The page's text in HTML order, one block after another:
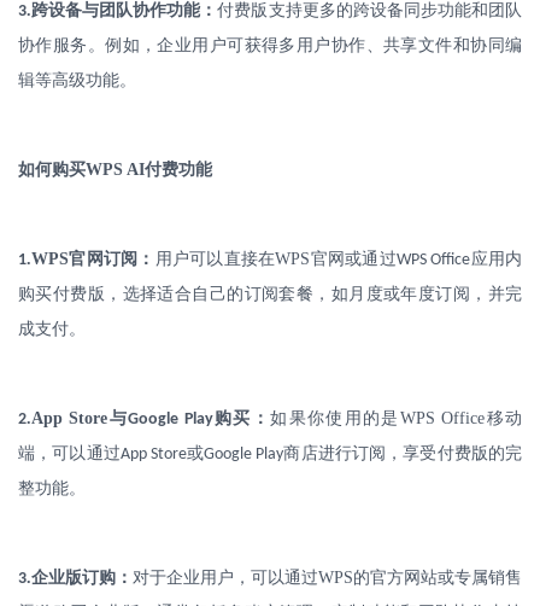
3.跨设备与团队协作功能：付费版支持更多的跨设备同步功能和团队
协作服务。例如，企业用户可获得多用户协作、共享文件和协同编
辑等高级功能。
如何购买WPS AI付费功能
1.WPS官网订阅： 用户可以直接在WPS官网或通过WPS Office应用内
购买付费版，选择适合自己的订阅套餐，如月度或年度订阅，并完
成支付。
2.App Store与Google Play购买：如果你使用的是 WPS Office移动
端，可以通过App Store或Google Play商店进行订阅，享受付费版的完
整功能。
3.企业版订购： 对于企业用户，可以通过WPS的官方网站或专属销售